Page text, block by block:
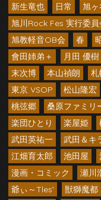
新生竜也
日常 旭
旭川Rock Fes 実行委員
旭教軽音OB会
春
會田姉弟＋
月田 優樹
末次博
本山禎朗 札
東京 VSOP
松山隆宏
桃弦郷
桑原ファミリ
楽団ひとり
楽屋姫
武田英祐一
武田＆キ
江畑育太郎
池田屋
漫画・コミック
瀬川
爺ぃ～Tles'
獣獅魔都